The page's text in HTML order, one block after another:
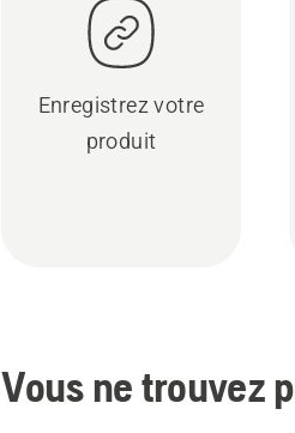
Enregistrez votre
produit
Vous ne trouvez